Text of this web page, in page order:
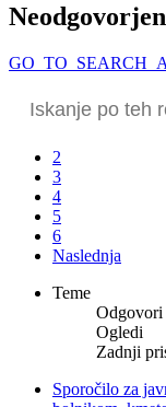
2
3
4
5
6
Naslednja
Teme
Odgovori
Ogledi
Zadnji
Sporočilo za